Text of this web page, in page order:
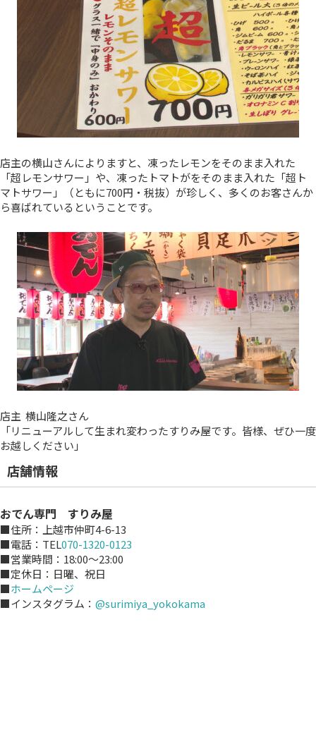
店主の横山さんによりますと、凍ったレモンをそのまま入れた
「超レモンサワー」や、凍ったトマトがをそのまま入れた「超ト
マトサワー」（ともに700円・税抜）が珍しく、多くのお客さんか
ら喜ばれているということです。
店主 横山隆之さん
「リニューアルして生まれ変わったすりみ屋です。皆様、ぜひ一度
お越しください」
店舗情報
おでん専門 すりみ屋
■住所：上越市仲町4-6-13
■電話：TEL070-1320-0123
■営業時間：18:00～23:00
■定休日：日曜、祝日
■ホームページ
■インスタグラム： @surimiya_yokokama